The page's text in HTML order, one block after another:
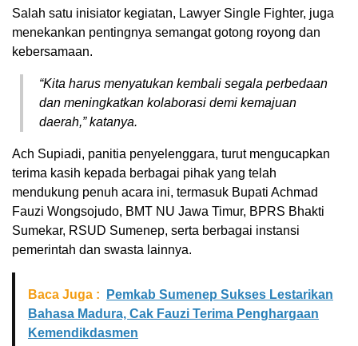
Salah satu inisiator kegiatan, Lawyer Single Fighter, juga
menekankan pentingnya semangat gotong royong dan
kebersamaan.
“Kita harus menyatukan kembali segala perbedaan
dan meningkatkan kolaborasi demi kemajuan
daerah,” katanya.
Ach Supiadi, panitia penyelenggara, turut mengucapkan
terima kasih kepada berbagai pihak yang telah
mendukung penuh acara ini, termasuk Bupati Achmad
Fauzi Wongsojudo, BMT NU Jawa Timur, BPRS Bhakti
Sumekar, RSUD Sumenep, serta berbagai instansi
pemerintah dan swasta lainnya.
Baca Juga :
Pemkab Sumenep Sukses Lestarikan
Bahasa Madura, Cak Fauzi Terima Penghargaan
Kemendikdasmen